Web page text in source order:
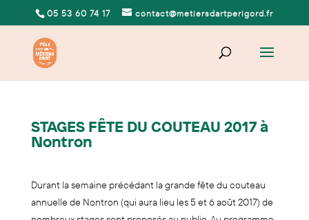
05 53 60 74 17 contact@metiersdartperigord.fr
STAGES FÊTE DU COUTEAU 2017 à
Nontron
Durant la semaine précédant la grande fête du couteau
annuelle de Nontron (qui aura lieu les 5 et 6 août 2017) de